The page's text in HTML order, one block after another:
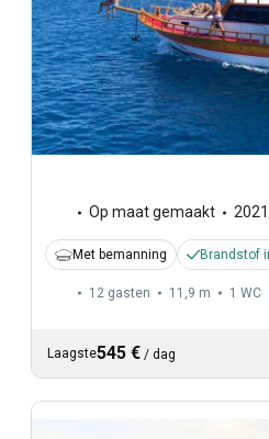
Op maat gemaakt 2021
Met bemanning Brandstof
12 gasten 11,9 m 1 WC
Laagste545 € / dag